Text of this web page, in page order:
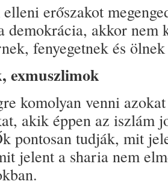
erőszakot
demokrácia, akkor nem
fenyegetnek és
exmuszlimok
komolyan venni
akik éppen az iszlám
pontosan tudják, mit
jelent a sharia nem